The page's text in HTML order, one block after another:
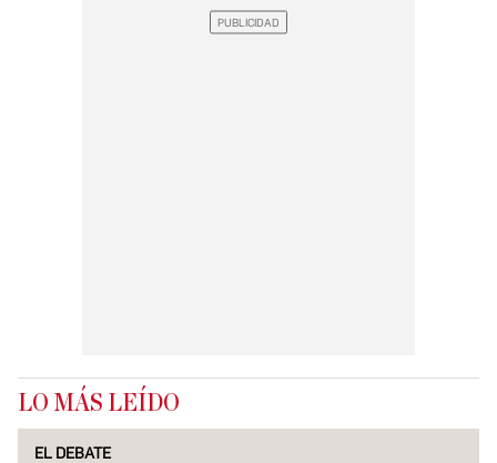
LO MÁS LEÍDO
EL DEBATE